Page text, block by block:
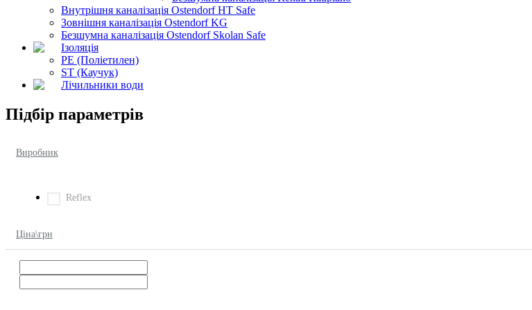
Внутрішня каналізація Ostendorf HT Safe
Зовнішня каналізація Ostendorf KG
Безшумна каналізація Ostendorf Skolan Safe
Ізоляція
PE (Поліетилен)
ST (Каучук)
Лічильники води
Підбір параметрів
Виробник
Reflex
Ціна\грн